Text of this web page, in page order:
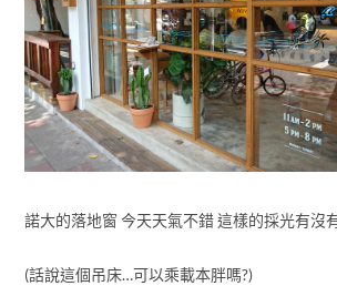
諾大的落地窗 今天天氣不錯 這樣的採光有沒
(話說這個吊床…可以乘載本胖嗎?)